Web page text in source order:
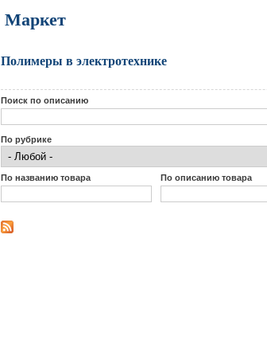
Маркет
Полимеры в электротехнике
Поиск по описанию
По рубрике
По названию товара По описанию товара